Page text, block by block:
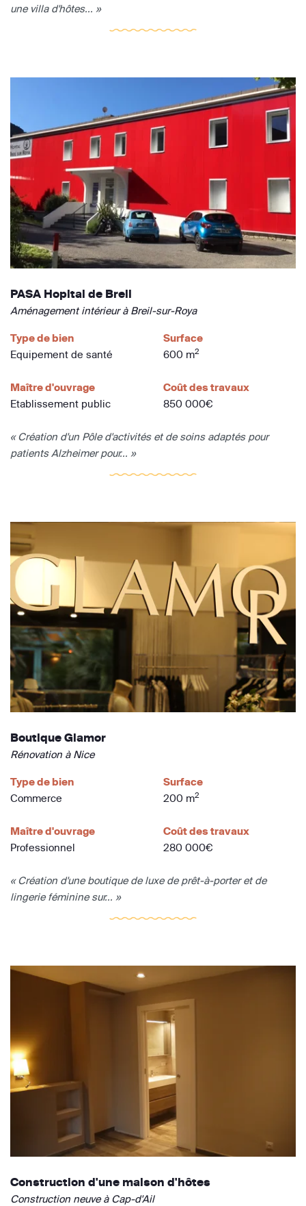
une villa d'hôtes... »
PASA Hopital de Breil
Aménagement intérieur à Breil-sur-Roya
Type de bien
Equipement de santé
Surface
600 m2
Maître d'ouvrage
Etablissement public
Coût des travaux
850 000€
« Création d'un Pôle d'activités et de soins adaptés pour
patients Alzheimer pour... »
Boutique Glamor
Rénovation à Nice
Type de bien
Commerce
Surface
200 m2
Maître d'ouvrage
Professionnel
Coût des travaux
280 000€
« Création d'une boutique de luxe de prêt-à-porter et de
lingerie féminine sur... »
Construction d'une maison d'hôtes
Construction neuve à Cap-d'Ail